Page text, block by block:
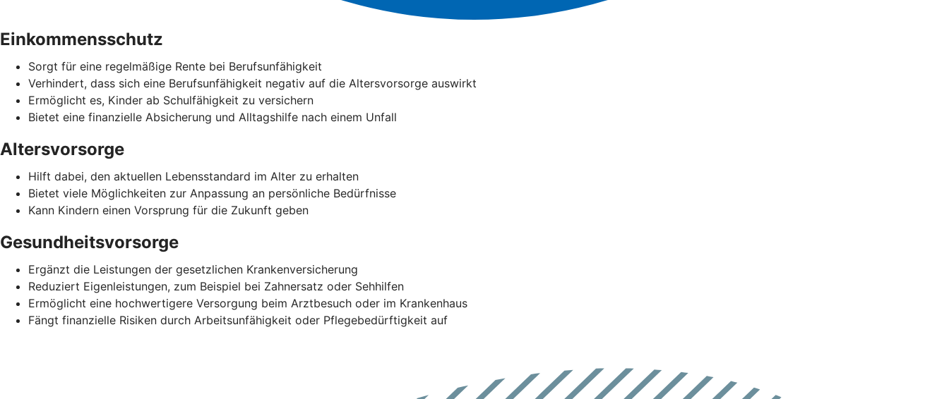
Einkommensschutz
Sorgt für eine regelmäßige Rente bei Berufsunfähigkeit
Verhindert, dass sich eine Berufsunfähigkeit negativ auf die Altersvorsorge auswirkt
Ermöglicht es, Kinder ab Schulfähigkeit zu versichern
Bietet eine finanzielle Absicherung und Alltagshilfe nach einem Unfall
Altersvorsorge
Hilft dabei, den aktuellen Lebensstandard im Alter zu erhalten
Bietet viele Möglichkeiten zur Anpassung an persönliche Bedürfnisse
Kann Kindern einen Vorsprung für die Zukunft geben
Gesundheitsvorsorge
Ergänzt die Leistungen der gesetzlichen Krankenversicherung
Reduziert Eigenleistungen, zum Beispiel bei Zahnersatz oder Sehhilfen
Ermöglicht eine hochwertigere Versorgung beim Arztbesuch oder im Krankenhaus
Fängt finanzielle Risiken durch Arbeitsunfähigkeit oder Pflegebedürftigkeit auf